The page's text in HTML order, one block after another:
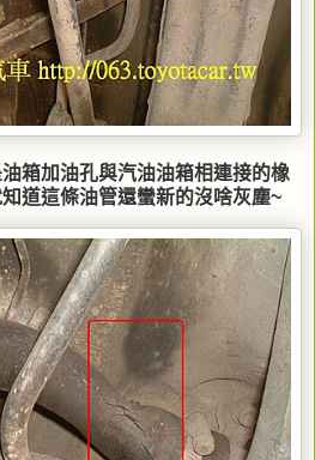
箱加油孔與汽油油箱相連接的橡
道這條油管還蠻新的沒啥灰塵~